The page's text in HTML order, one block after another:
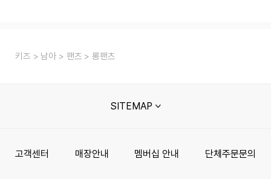
키즈 남아 팬츠 롱팬츠
SITEMAP
고객센터 매장안내 멤버십 안내 단체주문문의